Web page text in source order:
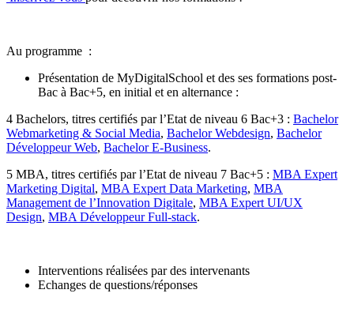
Au programme :
Présentation de MyDigitalSchool et des ses formations post-
Bac à Bac+5, en initial et en alternance :
4 Bachelors, titres certifiés par l’Etat de niveau 6 Bac+3 : Bachelor
Webmarketing & Social Media, Bachelor Webdesign, Bachelor
Développeur Web, Bachelor E-Business.
5 MBA, titres certifiés par l’Etat de niveau 7 Bac+5 : MBA Expert
Marketing Digital, MBA Expert Data Marketing, MBA
Management de l’Innovation Digitale, MBA Expert UI/UX
Design, MBA Développeur Full-stack.
Interventions réalisées par des intervenants
Echanges de questions/réponses